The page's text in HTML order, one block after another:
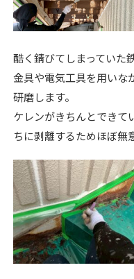
酷く錆びてしまっていた
金具や電気工具を用いな
研磨します。
ケレンがきちんとできて
ちに剥離するためほぼ無